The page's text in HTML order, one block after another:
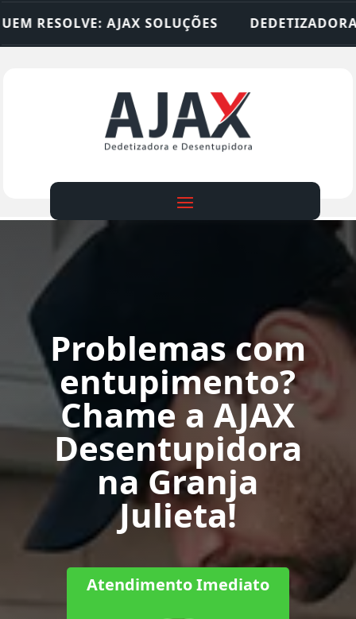
SOLUÇÕES DEDETIZADORA •
Problemas com
entupimento?
Chame a AJAX
Desentupidora
na Granja
Julieta!
Atendimento Imediato